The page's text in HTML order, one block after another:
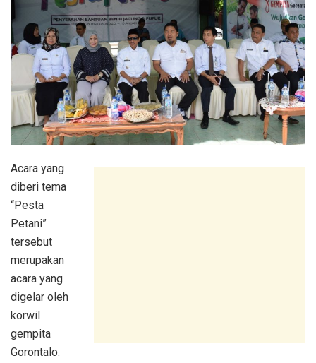
Acara yang
diberi tema
“Pesta
Petani”
tersebut
merupakan
acara yang
digelar oleh
korwil
gempita
Gorontalo.